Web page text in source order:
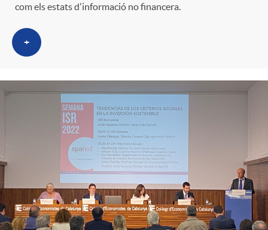
t
r
o
t
n
g
u
com els estats d'informació no financera.
+